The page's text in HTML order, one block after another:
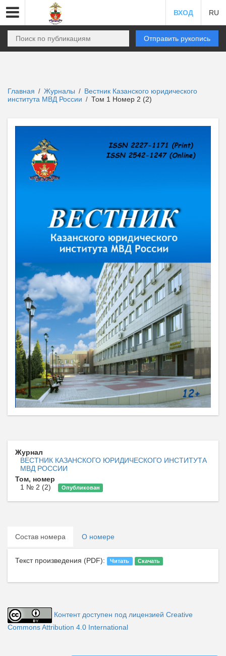
ВХОД RU
Отправить рукопись
Главная / Журналы / Вестник Казанского юридического
института МВД России / Том 1 Номер 2 (2)
Журнал
ВЕСТНИК КАЗАНСКОГО ЮРИДИЧЕСКОГО ИНСТИТУТА
МВД РОССИИ
Том, номер
1 № 2 (2)
Опубликован
Состав номера О номере
Текст произведения (PDF): Читать Скачать
Контент доступен под лицензией Creative
Commons Attribution 4.0 International